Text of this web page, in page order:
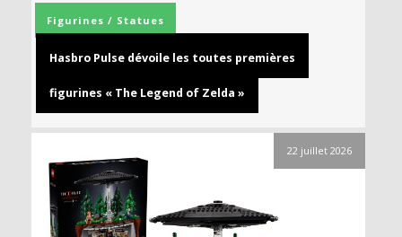
Figurines / Statues
Hasbro Pulse dévoile les toutes premières
figurines « The Legend of Zelda »
22 juillet 2026